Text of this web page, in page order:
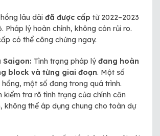
lâu dài đã được cấp từ 2022–2023
Pháp lý hoàn chỉnh, không còn rủi ro.
có thể công chứng ngay.
Saigon: Tình trạng pháp lýđang hoàn
block và từng giai đoạn. Một số
một số đang trong quá trình.
kiểm tra rõ tình trạng của chính căn
không thể áp dụng chung cho toàn dự